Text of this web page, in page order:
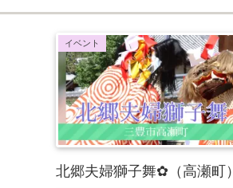
イベント
北郷夫婦獅子舞✿（高瀬町）